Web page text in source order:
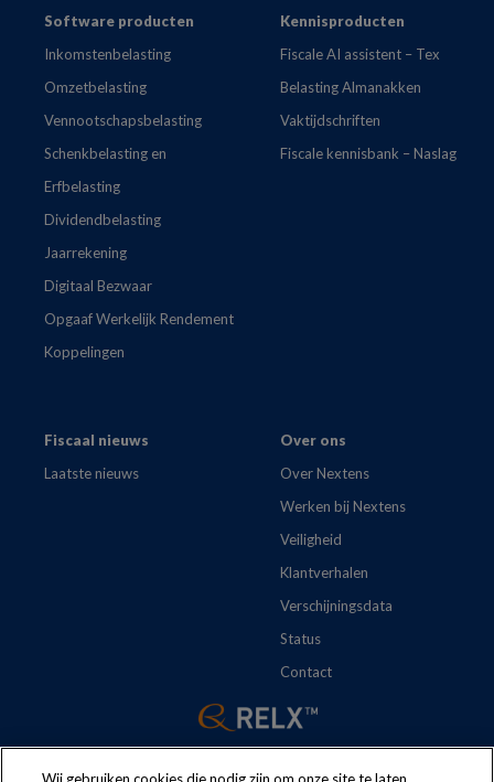
FooterSoftware producten
Inkomstenbelasting
Omzetbelasting
Vennootschapsbelasting
Schenkbelasting en
Erfbelasting
Dividendbelasting
Jaarrekening
Digitaal Bezwaar
Opgaaf Werkelijk Rendement
Koppelingen
Kennisproducten
Fiscale AI assistent – Tex
Belasting Almanakken
Vaktijdschriften
Fiscale kennisbank – Naslag
Fiscaal nieuws
Laatste nieuws
Over ons
Over Nextens
Werken bij Nextens
Veiligheid
Klantverhalen
Verschijningsdata
Status
Contact